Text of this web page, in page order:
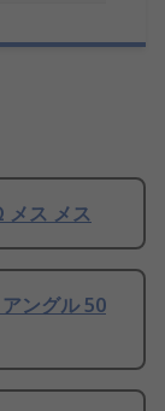
メス メス
ングル 50